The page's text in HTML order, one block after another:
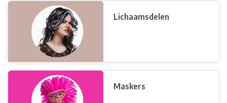
Lichaamsdelen
Maskers